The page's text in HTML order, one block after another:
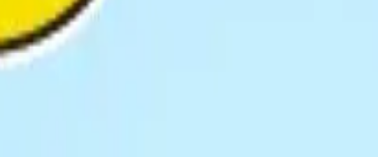
お知らせするものであり、現在の在庫状況を示すものではございません。
に品切れとなる場合がございます。
配送状況により変動いたします。